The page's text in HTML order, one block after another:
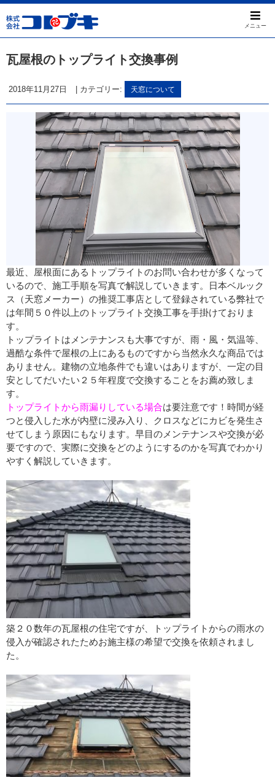
メニュー
瓦屋根のトップライト交換事例
2018年11月27日 カテゴリー: 天窓について
最近、屋根面にあるトップライトのお問い合わせが多くなって
いるので、施工手順を写真で解説していきます。日本ベルック
ス（天窓メーカー）の推奨工事店として登録されている弊社で
は年間５０件以上のトップライト交換工事を手掛けておりま
す。
トップライトはメンテナンスも大事ですが、雨・風・気温等、
過酷な条件で屋根の上にあるものですから当然永久な商品では
ありません。建物の立地条件でも違いはありますが、一定の目
安としてだいたい２５年程度で交換することをお薦め致しま
す。
トップライトから雨漏りしている場合は要注意です！時間が経
つと侵入した水が内壁に浸み入り、クロスなどにカビを発生さ
せてしまう原因にもなります。早目のメンテナンスや交換が必
要ですので、実際に交換をどのようにするのかを写真でわかり
やすく解説していきます。
築２０数年の瓦屋根の住宅ですが、トップライトからの雨水の
侵入が確認されたためお施主様の希望で交換を依頼されまし
た。